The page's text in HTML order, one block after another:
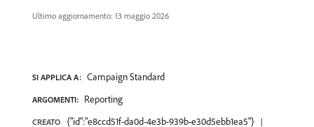
Ultimo aggiornamento: 13 maggio 2026
SI APPLICA A: Campaign Standard
ARGOMENTI: Reporting
CREATO {"id":"e8ccd51f-da0d-4e3b-939b-e30d5ebb1ea5"}